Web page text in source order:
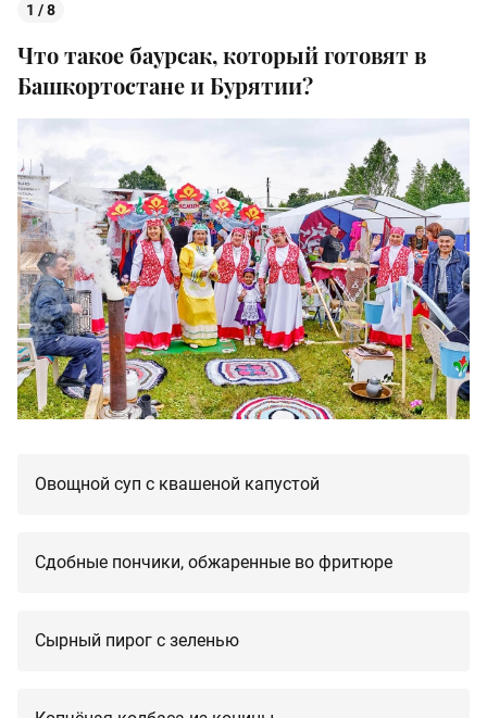
1 / 8
Что такое баурсак, который готовят в
Башкортостане и Бурятии?
Овощной суп с квашеной капустой
Сдобные пончики, обжаренные во фритюре
Сырный пирог с зеленью